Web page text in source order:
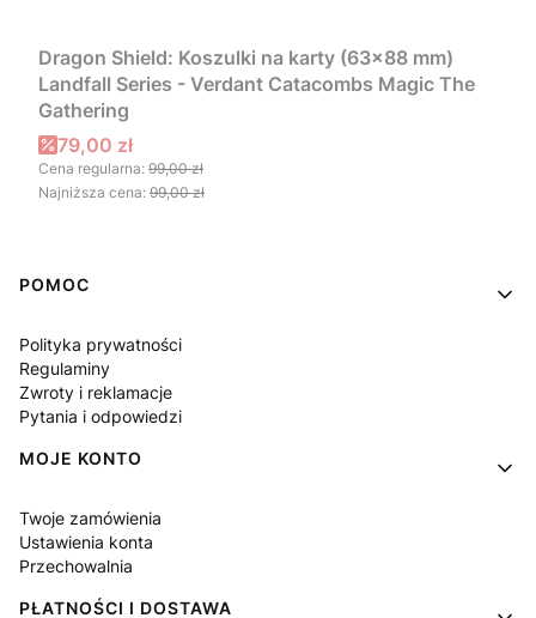
Dragon Shield: Koszulki na karty (63x88 mm)
Landfall Series - Verdant Catacombs Magic The
Gathering
Cena promocyjna
79,00 zł
Cena regularna: 99,00 zł
Najniższa cena: 99,00 zł
Linki w stopce
POMOC
Polityka prywatności
Regulaminy
Zwroty i reklamacje
Pytania i odpowiedzi
MOJE KONTO
Twoje zamówienia
Ustawienia konta
Przechowalnia
PŁATNOŚCI I DOSTAWA